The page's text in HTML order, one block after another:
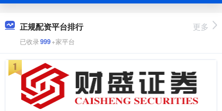
正规配资平台排行
已收录999+家平台
更多